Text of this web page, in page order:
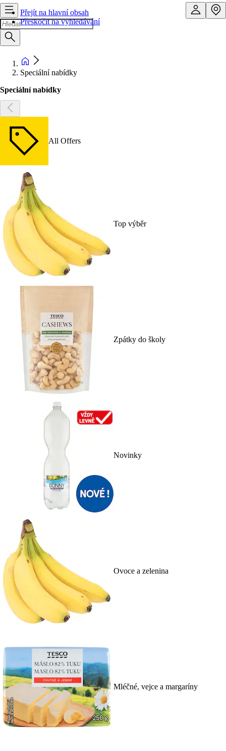
Přejít na hlavní obsah
Přeskočit na vyhledávání
Speciální nabídky
Speciální nabídky
All Offers
Top výběr
Zpátky do školy
Novinky
Ovoce a zelenina
Mléčné, vejce a margaríny